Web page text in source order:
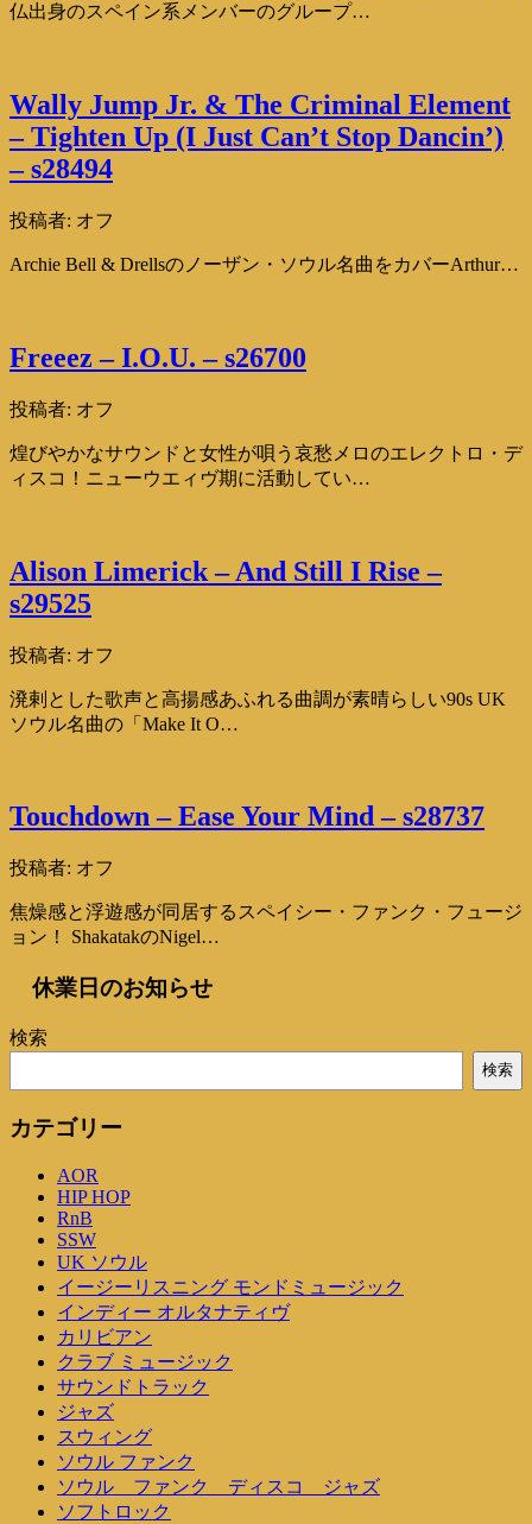
仏出身のスペイン系メンバーのグループ…
Wally Jump Jr. & The Criminal Element
– Tighten Up (I Just Can’t Stop Dancin’)
– s28494
投稿者: オフ
Archie Bell & Drellsのノーザン・ソウル名曲をカバーArthur…
Freeez – I.O.U. – s26700
投稿者: オフ
煌びやかなサウンドと女性が唄う哀愁メロのエレクトロ・デ
ィスコ！ニューウエィヴ期に活動してい…
Alison Limerick – And Still I Rise –
s29525
投稿者: オフ
溌剌とした歌声と高揚感あふれる曲調が素晴らしい90s UK
ソウル名曲の「Make It O…
Touchdown – Ease Your Mind – s28737
投稿者: オフ
焦燥感と浮遊感が同居するスペイシー・ファンク・フュージ
ョン！ ShakatakのNigel…
休業日のお知らせ
検索
検索
カテゴリー
AOR
HIP HOP
RnB
SSW
UK ソウル
イージーリスニング モンドミュージック
インディー オルタナティヴ
カリビアン
クラブ ミュージック
サウンドトラック
ジャズ
スウィング
ソウル ファンク
ソウル ファンク ディスコ ジャズ
ソフトロック